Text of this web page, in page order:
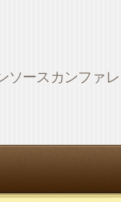
ソースカンファ